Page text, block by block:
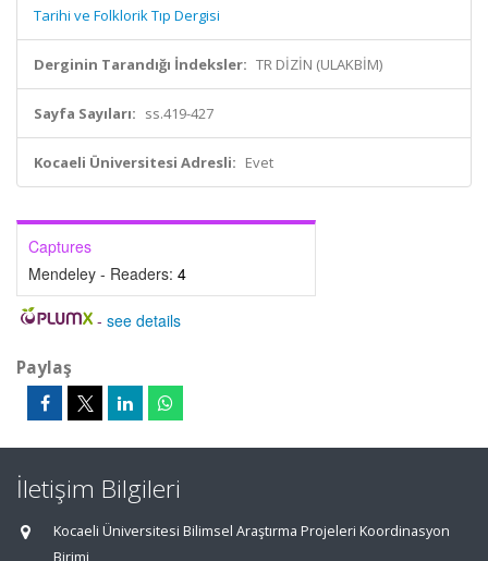
Tarihi ve Folklorik Tıp Dergisi
Derginin Tarandığı İndeksler: TR DİZİN (ULAKBİM)
Sayfa Sayıları: ss.419-427
Kocaeli Üniversitesi Adresli: Evet
Captures
Mendeley - Readers: 4
- see details
Paylaş
İletişim Bilgileri
Kocaeli Üniversitesi Bilimsel Araştırma Projeleri Koordinasyon
Birimi